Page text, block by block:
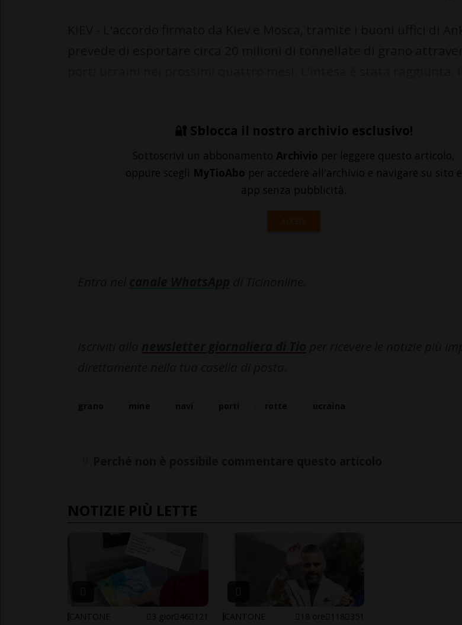
🔐 Sblocca il nostro archivio esclusivo!
Sottoscrivi un abbonamento Archivio per leggere questo articolo,
oppure scegli MyTioAbo per accedere all'archivio e navigare su sito e
app senza pubblicità.
ACCEDI
NOTIZIE PIÙ LETTE
CANTONE 3 gior 46 121 CANTONE 18 ore 118 351